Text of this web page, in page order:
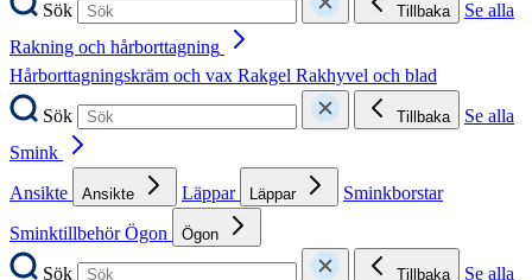
Sök
Tillbaka
Se alla
Rakning och hårborttagning
Hårborttagningskräm och vax Rakgel Rakhyvel och blad
Sök
Tillbaka
Se alla
Smink
Ansikte
Ansikte Läppar Läppar
Sminkborstar
SminktillbehörÖgon Ögon
Sök Tillbaka
Se alla